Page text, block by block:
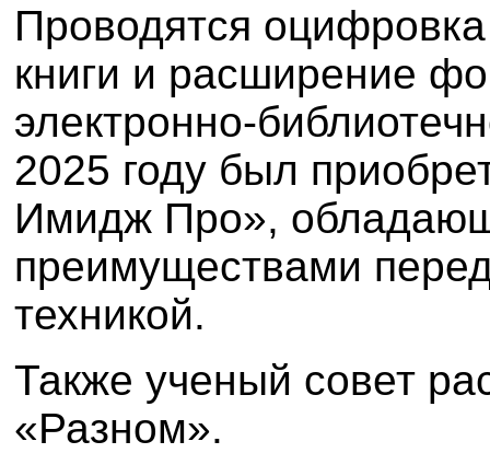
Проводятся
книги и расширение
электронно-
2025 году был
Имидж Про»,
преимуществами
техникой.
Также ученый совет
«Разном».